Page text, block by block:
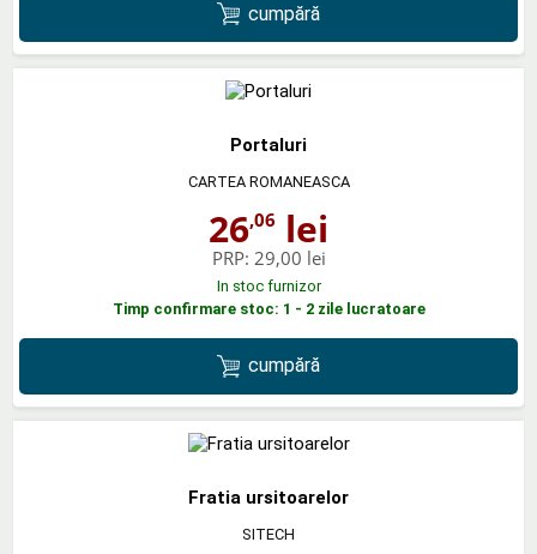
cumpără
Portaluri
CARTEA ROMANEASCA
26,06 lei
PRP: 29,00 lei
In stoc furnizor
Timp confirmare stoc: 1 - 2 zile lucratoare
cumpără
Fratia ursitoarelor
SITECH